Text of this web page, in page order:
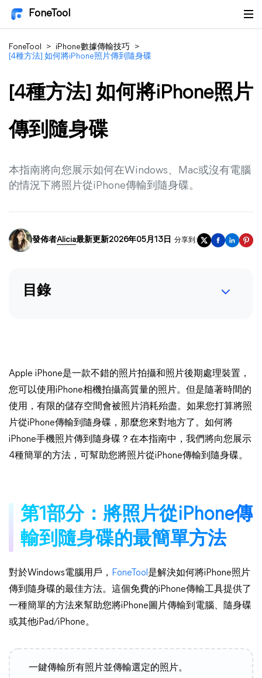
FoneTool
FoneTool > iPhone數據傳輸技巧
>
[4種方法] 如何將iPhone照片傳到隨身碟
[4種方法] 如何將iPhone照片
傳到隨身碟
本指南將向您展示如何在Windows、Mac或沒有電腦
的情況下將照片從iPhone傳輸到隨身碟。
發佈者Alicia最新更新2026年05月13日 分享到:
目錄
Apple iPhone是一款不錯的照片拍攝和照片後期處理裝置，
您可以使用iPhone相機拍攝高質量的照片。但是隨著時間的
使用，有限的儲存空間會被照片消耗殆盡。如果您打算將照
片從iPhone傳輸到隨身碟，那麼您來對地方了。如何將
iPhone手機照片傳到隨身碟？在本指南中，我們將向您展示
4種簡單的方法，可幫助您將照片從iPhone傳輸到隨身碟。
第1部分：將照片從iPhone傳
輸到隨身碟的最簡單方法
對於Windows電腦用戶， FoneTool 是解決如何將iPhone照片
傳到隨身碟的最佳方法。這個免費的iPhone傳輸工具提供了
一種簡單的方法來幫助您將iPhone圖片傳輸到電腦、隨身碟
或其他iPad/iPhone。
一鍵傳輸所有照片並傳輸選定的照片。